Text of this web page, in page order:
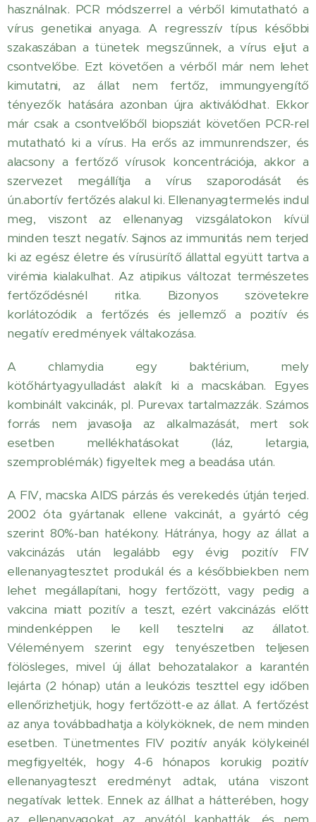
használnak. PCR módszerrel a vérből kimutatható a
vírus genetikai anyaga. A regresszív típus későbbi
szakaszában a tünetek megszűnnek, a vírus eljut a
csontvelőbe. Ezt követően a vérből már nem lehet
kimutatni, az állat nem fertőz, immungyengítő
tényezők hatására azonban újra aktiválódhat. Ekkor
már csak a csontvelőből biopsziát követően PCR-rel
mutatható ki a vírus. Ha erős az immunrendszer, és
alacsony a fertőző vírusok koncentrációja, akkor a
szervezet megállítja a vírus szaporodását és
ún.abortív fertőzés alakul ki. Ellenanyagtermelés indul
meg, viszont az ellenanyag vizsgálatokon kívül
minden teszt negatív. Sajnos az immunitás nem terjed
ki az egész életre és vírusürítő állattal együtt tartva a
virémia kialakulhat. Az atipikus változat természetes
fertőződésnél ritka. Bizonyos szövetekre
korlátozódik a fertőzés és jellemző a pozitív és
negatív eredmények váltakozása.
A chlamydia egy baktérium, mely
kötőhártyagyulladást alakít ki a macskában. Egyes
kombinált vakcinák, pl. Purevax tartalmazzák. Számos
forrás nem javasolja az alkalmazását, mert sok
esetben mellékhatásokat (láz, letargia,
szemproblémák) figyeltek meg a beadása után.
A FIV, macska AIDS párzás és verekedés útján terjed.
2002 óta gyártanak ellene vakcinát, a gyártó cég
szerint 80%-ban hatékony. Hátránya, hogy az állat a
vakcinázás után legalább egy évig pozitív FIV
ellenanyagtesztet produkál és a későbbiekben nem
lehet megállapítani, hogy fertőzött, vagy pedig a
vakcina miatt pozitív a teszt, ezért vakcinázás előtt
mindenképpen le kell tesztelni az állatot.
Véleményem szerint egy tenyészetben teljesen
fölösleges, mivel új állat behozatalakor a karantén
lejárta (2 hónap) után a leukózis teszttel egy időben
ellenőrizhetjük, hogy fertőzött-e az állat. A fertőzést
az anya továbbadhatja a kölyköknek, de nem minden
esetben. Tünetmentes FIV pozitív anyák kölykeinél
megfigyelték, hogy 4-6 hónapos korukig pozitív
ellenanyagteszt eredményt adtak, utána viszont
negatívak lettek. Ennek az állhat a hátterében, hogy